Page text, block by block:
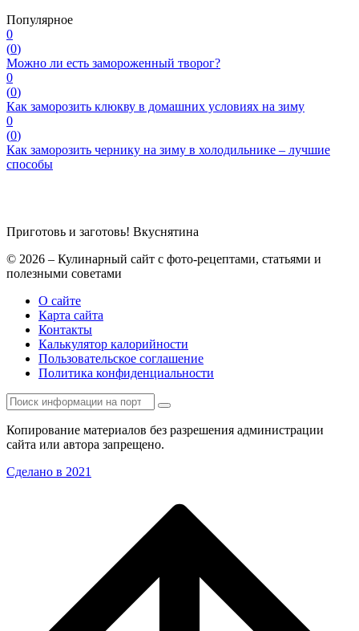
Популярное
0
(0)
Можно ли есть замороженный творог?
0
(0)
Как заморозить клюкву в домашних условиях на зиму
0
(0)
Как заморозить чернику на зиму в холодильнике – лучшие
способы
Приготовь и заготовь! Вкуснятина
© 2026 – Кулинарный сайт с фото-рецептами, статьями и
полезными советами
О сайте
Карта сайта
Контакты
Калькулятор калорийности
Пользовательское соглашение
Политика конфиденциальности
Копирование материалов без разрешения администрации
сайта или автора запрещено.
Сделано в 2021